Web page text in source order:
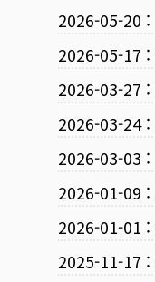
2026-05-20 :
2026-05-17 :
2026-03-27 :
2026-03-24:
2026-03-03 :
2026-01-09 :
2026-01-01 :
2025-11-17 :